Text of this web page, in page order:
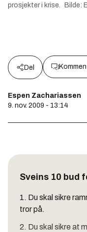
prosjekter i krise.
Bilde:
Del
Espen Zachariassen
9. nov. 2009 - 13:14
Sveins 10 bud
1. Du skal sikre
tror på.
2. Du skal sikre at